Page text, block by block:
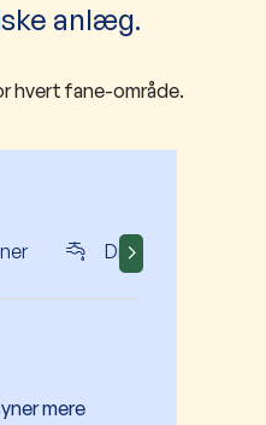
anlæg.
hvert fane-område.
Drikkevandskvalitet
mere